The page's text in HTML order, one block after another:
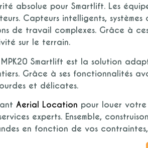
absolue pour Smartlift. Les
Capteurs intelligents,
de travail complexes. Grâce à
sur le terrain.
Smartlift est la solution
Grâce à ses fonctionnalités
et délicates.
Aerial Location pour louer votre
experts. Ensemble,
en fonction de vos